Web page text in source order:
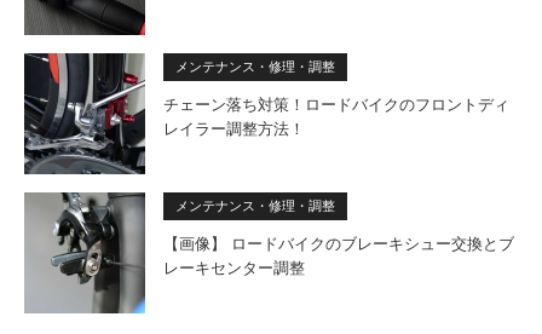
メンテナンス・修理・調整
チェーン落ち対策！ロードバイクのフロントディ
レイラー調整方法！
メンテナンス・修理・調整
【画像】 ロードバイクのブレーキシュー交換とブ
レーキセンター調整